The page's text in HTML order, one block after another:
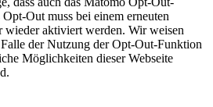
Out muss bei einem erneuten
wieder aktiviert werden. Wir weisen
der Nutzung der Opt-Out-Funktion
Möglichkeiten dieser Webseite